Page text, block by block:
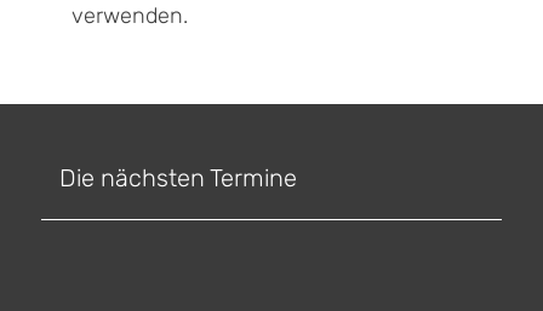
verwenden.
Die nächsten Termine